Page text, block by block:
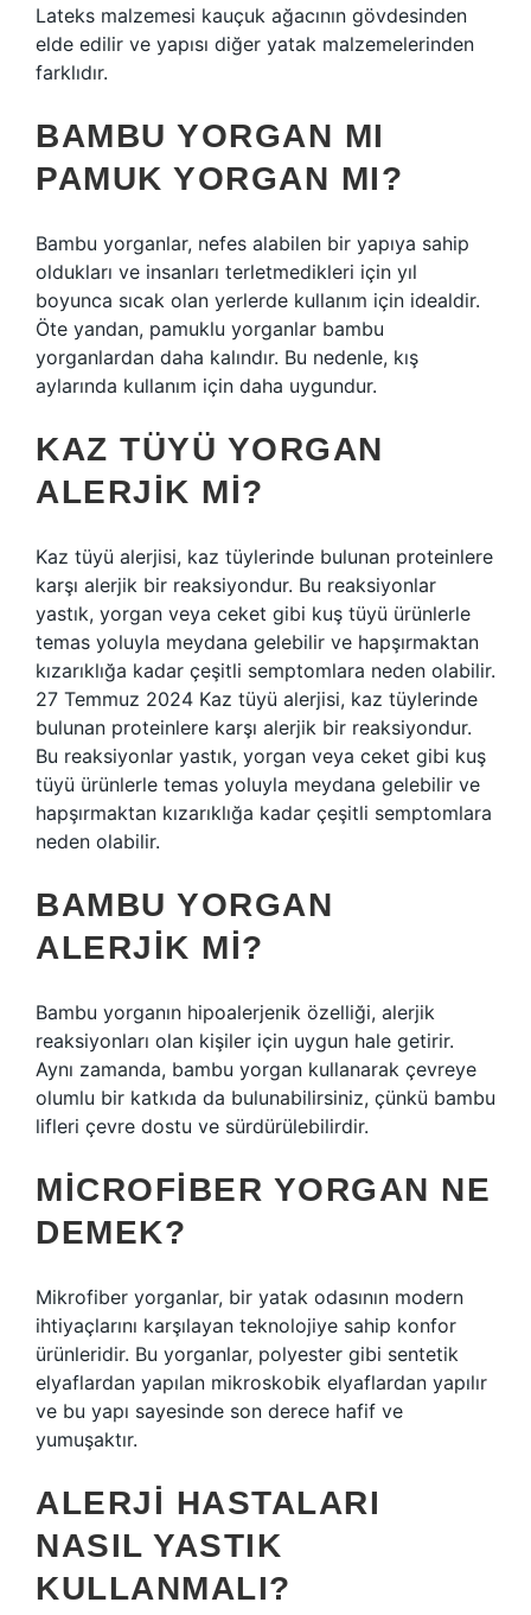
Lateks malzemesi kauçuk ağacının gövdesinden
elde edilir ve yapısı diğer yatak malzemelerinden
farklıdır.
BAMBU YORGAN MI
PAMUK YORGAN MI?
Bambu yorganlar, nefes alabilen bir yapıya sahip
oldukları ve insanları terletmedikleri için yıl
boyunca sıcak olan yerlerde kullanım için idealdir.
Öte yandan, pamuklu yorganlar bambu
yorganlardan daha kalındır. Bu nedenle, kış
aylarında kullanım için daha uygundur.
KAZ TÜYÜ YORGAN
ALERJIK MI?
Kaz tüyü alerjisi, kaz tüylerinde bulunan proteinlere
karşı alerjik bir reaksiyondur. Bu reaksiyonlar
yastık, yorgan veya ceket gibi kuş tüyü ürünlerle
temas yoluyla meydana gelebilir ve hapşırmaktan
kızarıklığa kadar çeşitli semptomlara neden olabilir.
27 Temmuz 2024 Kaz tüyü alerjisi, kaz tüylerinde
bulunan proteinlere karşı alerjik bir reaksiyondur.
Bu reaksiyonlar yastık, yorgan veya ceket gibi kuş
tüyü ürünlerle temas yoluyla meydana gelebilir ve
hapşırmaktan kızarıklığa kadar çeşitli semptomlara
neden olabilir.
BAMBU YORGAN
ALERJIK MI?
Bambu yorganın hipoalerjenik özelliği, alerjik
reaksiyonları olan kişiler için uygun hale getirir.
Aynı zamanda, bambu yorgan kullanarak çevreye
olumlu bir katkıda da bulunabilirsiniz, çünkü bambu
lifleri çevre dostu ve sürdürülebilirdir.
MICROFIBER YORGAN NE
DEMEK?
Mikrofiber yorganlar, bir yatak odasının modern
ihtiyaçlarını karşılayan teknolojiye sahip konfor
ürünleridir. Bu yorganlar, polyester gibi sentetik
elyaflardan yapılan mikroskobik elyaflardan yapılır
ve bu yapı sayesinde son derece hafif ve
yumuşaktır.
ALERJI HASTALARI
NASIL YASTIK
KULLANMALI?